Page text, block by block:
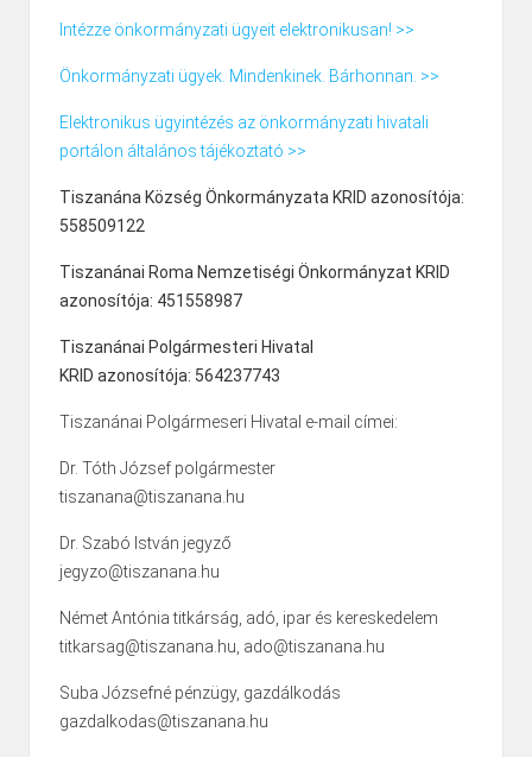
Intézze önkormányzati ügyeit elektronikusan! >>
Önkormányzati ügyek. Mindenkinek. Bárhonnan. >>
Elektronikus ügyintézés az önkormányzati hivatali
portálon általános tájékoztató >>
Tiszanána Község Önkormányzata KRID azonosítója:
558509122
Tiszanánai Roma Nemzetiségi Önkormányzat KRID
azonosítója: 451558987
Tiszanánai Polgármesteri Hivatal
KRID azonosítója: 564237743
Tiszanánai Polgármeseri Hivatal e-mail címei:
Dr. Tóth József polgármester
tiszanana@tiszanana.hu
Dr. Szabó István jegyző
jegyzo@tiszanana.hu
Német Antónia titkárság, adó, ipar és kereskedelem
titkarsag@tiszanana.hu, ado@tiszanana.hu
Suba Józsefné pénzügy, gazdálkodás
gazdalkodas@tiszanana.hu